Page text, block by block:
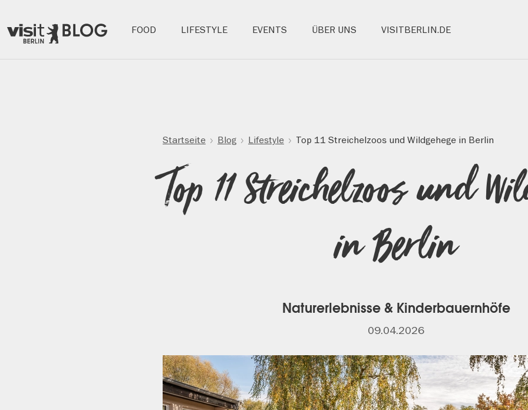
Berlins
Hauptnavigation:
FOOD LIFESTYLE EVENTS ÜBER UNS VISITBERLIN.DE
Startseite Blog Lifestyle Top 11 Streichelzoos und Wildgehege in Berlin
Top 11 Streichelzoos und
in Berlin
Naturerlebnisse & Kinderbauernhöfe
09.04.2026